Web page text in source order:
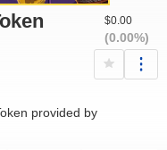
$0.00
(0.00%)
provided by